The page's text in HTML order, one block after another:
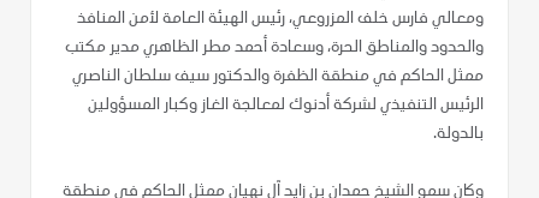
ومعالي فارس خلف المزروعي، رئيس الهيئة العامة لأمن المنافذ
والحدود والمناطق الحرة، وسعادة أحمد مطر الظاهري مدير مكتب
ممثل الحاكم في منطقة الظفرة والدكتور سيف سلطان الناصري
الرئيس التنفيذي لشركة أدنوك لمعالجة الغاز وكبار المسؤولين
بالدولة.
وكان سمو الشيخ حمدان بن زايد آل نهيان ممثل الحاكم في منطقة